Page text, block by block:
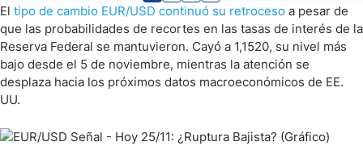
El tipo de cambio EUR/USD continuó su retroceso a pesar de
que las probabilidades de recortes en las tasas de interés de la
Reserva Federal se mantuvieron. Cayó a 1,1520, su nivel más
bajo desde el 5 de noviembre, mientras la atención se
desplaza hacia los próximos datos macroeconómicos de EE.
UU.